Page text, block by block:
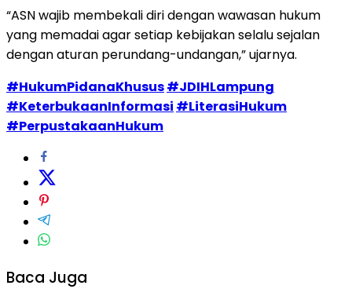
“ASN wajib membekali diri dengan wawasan hukum
yang memadai agar setiap kebijakan selalu sejalan
dengan aturan perundang-undangan,” ujarnya.
#HukumPidanaKhusus#JDIHLampung
#KeterbukaanInformasi #LiterasiHukum
#PerpustakaanHukum
Baca Juga